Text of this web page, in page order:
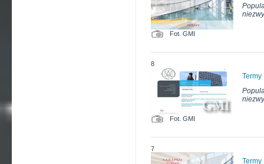
Fot. GMI
8
Termy
Fot. GMI
7
Termy